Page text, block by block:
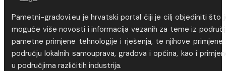
Pametni-gradovi.eu je hrvatski portal čiji je cilj objediniti što
moguće više novosti i informacija vezanih za teme iz
pametne primjene tehnologije i rješenja, te njihove primjene
području lokalnih samouprava, gradova i općina, kao i
u područjima različitih industrija.